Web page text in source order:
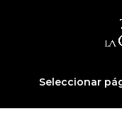
Seleccionar